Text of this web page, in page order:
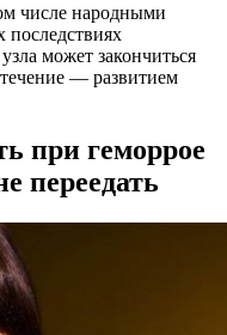
числе народными
последствиях
может закончиться
— развитием
при геморрое
переедать